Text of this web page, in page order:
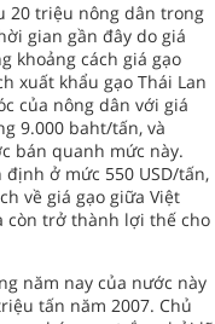
20 triệu nông dân trong
gian gần đây do giá
khoảng cách giá gạo
xuất khẩu gạo Thái Lan
của nông dân với giá
9.000 baht/tấn, và
bán quanh mức này.
ở mức 550 USD/tấn,
về giá gạo giữa Việt
còn trở thành lợi thế cho
năm nay của nước này
tấn năm 2007. Chủ